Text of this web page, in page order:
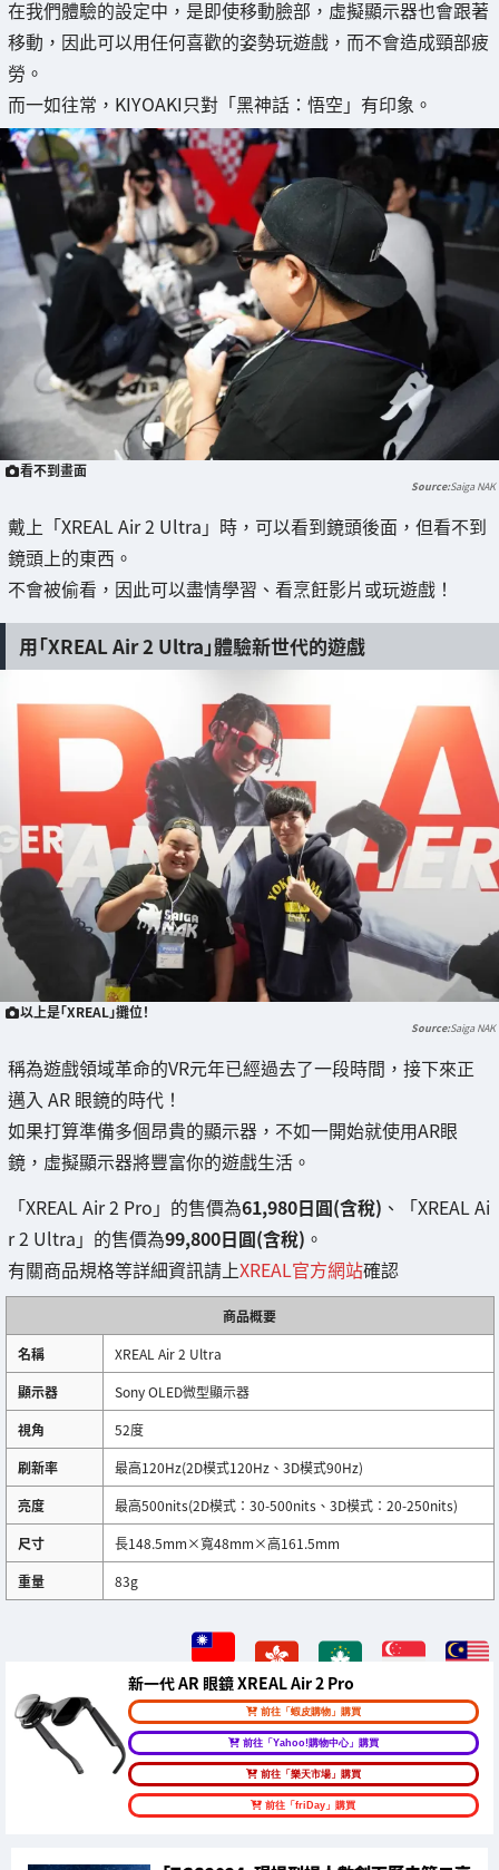
在我們體驗的設定中，是即使移動臉部，虛擬顯示器也會跟著
移動，因此可以用任何喜歡的姿勢玩遊戲，而不會造成頸部疲
勞。
而一如往常，KIYOAKI只對「黑神話：悟空」有印象。
看不到畫面
Saiga NAK
戴上「XREAL Air 2 Ultra」時，可以看到鏡頭後面，但看不到
鏡頭上的東西。
不會被偷看，因此可以盡情學習、看烹飪影片或玩遊戲！
用「XREAL Air 2 Ultra」體驗新世代的遊戲
以上是「XREAL」攤位！
Saiga NAK
稱為遊戲領域革命的VR元年已經過去了一段時間，接下來正
邁入 AR 眼鏡的時代！
如果打算準備多個昂貴的顯示器，不如一開始就使用AR眼
鏡，虛擬顯示器將豐富你的遊戲生活。
「XREAL Air 2 Pro」的售價為61,980日圓(含稅) 、「XREAL Ai
r 2 Ultra」的售價為99,800日圓(含稅) 。
有關商品規格等詳細資訊請上XREAL官方網站確認
商品概要
名稱
XREAL Air 2 Ultra
顯示器
Sony OLED微型顯示器
視角
52度
刷新率
最高120Hz(2D模式120Hz、3D模式90Hz)
亮度
最高500nits(2D模式：30-500nits、3D模式：20-250nits)
尺寸
長148.5mm×寬48mm×高161.5mm
重量
83g
新一代 AR 眼鏡 XREAL Air 2 Pro
前往「蝦皮購物」購買
前往「Yahoo!購物中心」購買
前往「樂天市場」購買
前往「friDay」購買